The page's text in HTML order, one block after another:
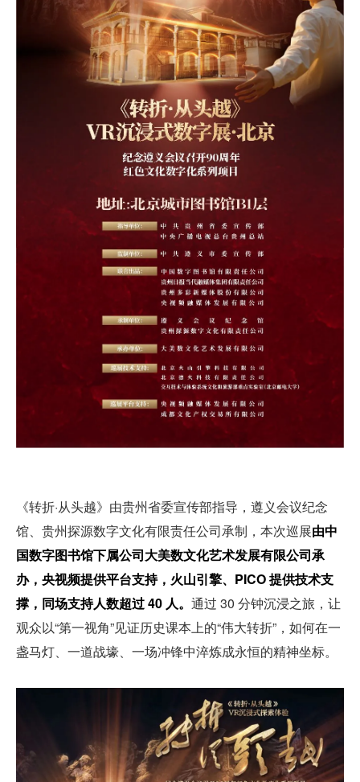
《转折·从头越》由贵州省委宣传部指导，遵义会议纪念
馆、贵州探源数字文化有限责任公司承制，本次巡展由中
国数字图书馆下属公司大美数文化艺术发展有限公司承
办，央视频提供平台支持，火山引擎、PICO 提供技术支
撑，同场支持人数超过 40 人。 通过 30 分钟沉浸之旅，让
观众以“第一视角”见证历史课本上的“伟大转折”，如何在一
盏马灯、一道战壕、一场冲锋中淬炼成永恒的精神坐标。